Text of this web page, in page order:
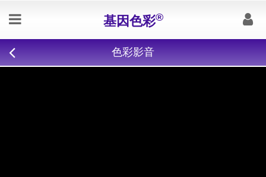
基因色彩®
色彩影音